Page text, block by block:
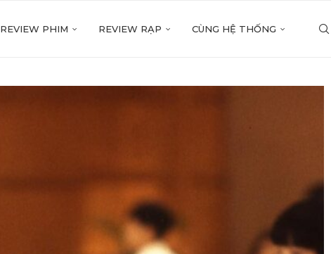
REVIEW PHIM REVIEW RẠP CÙNG HỆ THỐNG